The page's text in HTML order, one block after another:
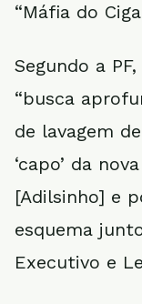
“Máfia do
Segundo a
“busca
de lavagem
‘capo’ da
[Adilsinho] e
esquema
Executivo e